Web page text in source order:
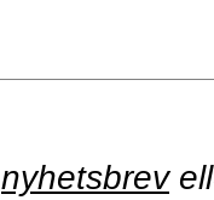
nyhetsbrev